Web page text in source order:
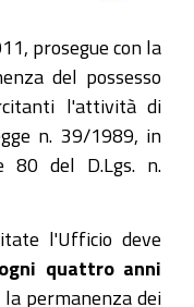
prosegue con la
del possesso
l'attività di
n. 39/1989, in
80 del D.Lgs. n.
l'Ufficio deve
quattro anni
permanenza dei